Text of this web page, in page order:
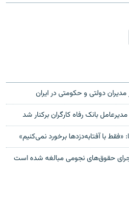
دولتی و حکومتی در ایران
بانک رفاه کارگران برکنار شد
با آفتابه‌دزدها برخورد نمی‌کنیم»
حقوق‌های نجومی مبالغه شده است